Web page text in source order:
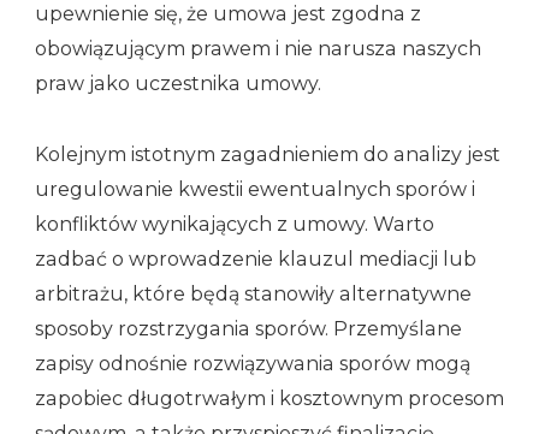
upewnienie się, że umowa jest zgodna z
obowiązującym prawem i nie narusza naszych
praw jako uczestnika umowy.
Kolejnym istotnym zagadnieniem do analizy jest
uregulowanie kwestii ewentualnych sporów i
konfliktów wynikających z umowy. Warto
zadbać o wprowadzenie klauzul mediacji lub
arbitrażu, które będą stanowiły alternatywne
sposoby rozstrzygania sporów. Przemyślane
zapisy odnośnie rozwiązywania sporów mogą
zapobiec długotrwałym i kosztownym procesom